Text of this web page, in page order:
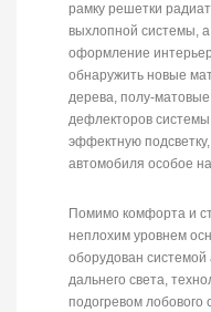
рамку решетки
выхлопной системы,
оформление
обнаружить новые
дерева, полу-
дефлекторов
эффектную
автомобиля особое
Помимо комфорта и
неплохим уровнем
оборудован системой
дальнего света,
подогревом лобового